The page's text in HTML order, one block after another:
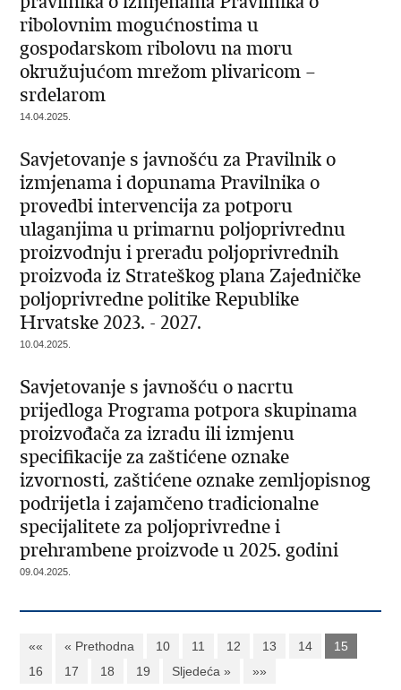
ribolovnim mogućnostima u
gospodarskom ribolovu na moru
okružujućom mrežom plivaricom –
srdelarom
14.04.2025.
Savjetovanje s javnošću za Pravilnik o
izmjenama i dopunama Pravilnika o
provedbi intervencija za potporu
ulaganjima u primarnu poljoprivrednu
proizvodnju i preradu poljoprivrednih
proizvoda iz Strateškog plana Zajedničke
poljoprivredne politike Republike
Hrvatske 2023. - 2027.
10.04.2025.
Savjetovanje s javnošću o nacrtu
prijedloga Programa potpora skupinama
proizvođača za izradu ili izmjenu
specifikacije za zaštićene oznake
izvornosti, zaštićene oznake zemljopisnog
podrijetla i zajamčeno tradicionalne
specijalitete za poljoprivredne i
prehrambene proizvode u 2025. godini
09.04.2025.
«« « Prethodna 10 11 12 13 14
15
16
17 18 19 Sljedeća » »»